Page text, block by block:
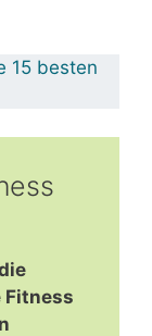
15 besten
Fitness